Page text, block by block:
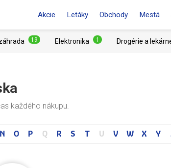
Akcie Letáky Obchody Mestá
19 Elektronika 1 Drogérie a
každého nákupu.
N O P Q R S T U V W X Y